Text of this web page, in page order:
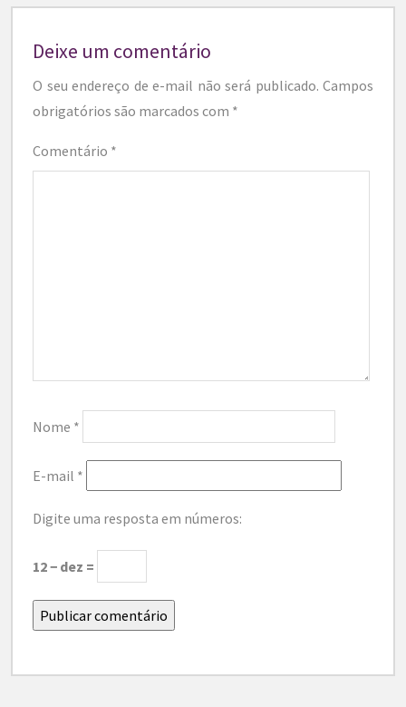
Deixe um comentário
O seu endereço de e-mail não será publicado. Campos
obrigatórios são marcados com *
Comentário *
Nome *
E-mail *
Digite uma resposta em números:
12 − dez =